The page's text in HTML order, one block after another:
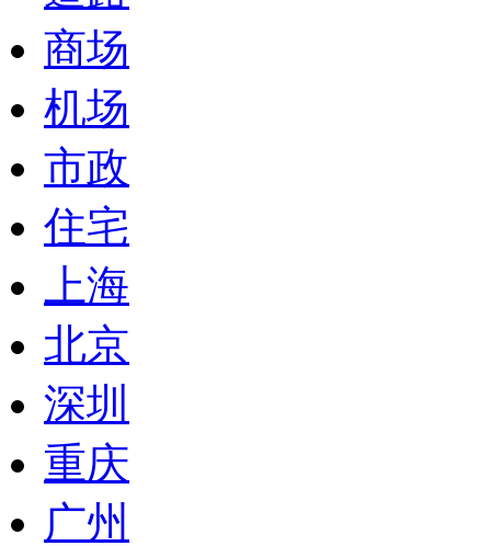
商场
机场
市政
住宅
上海
北京
深圳
重庆
广州